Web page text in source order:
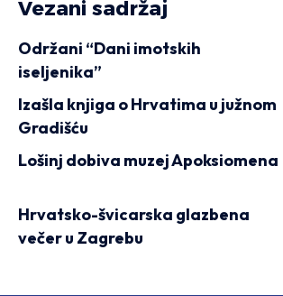
Vezani sadržaj
Održani “Dani imotskih
iseljenika”
Izašla knjiga o Hrvatima u južnom
Gradišću
Lošinj dobiva muzej Apoksiomena
Hrvatsko-švicarska glazbena
večer u Zagrebu